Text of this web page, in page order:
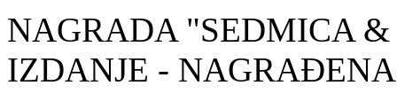
NAGRADA "SEDMICA
IZDANJE -